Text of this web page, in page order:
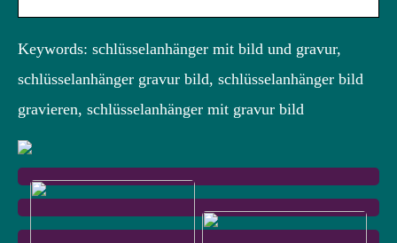
Keywords: schlüsselanhänger mit bild und gravur,
schlüsselanhänger gravur bild, schlüsselanhänger bild
gravieren, schlüsselanhänger mit gravur bild